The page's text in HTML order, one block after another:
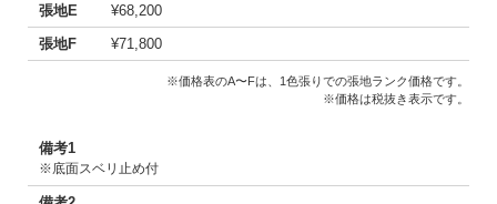
張地E
¥68,200
張地F
¥71,800
※価格表のA〜Fは、1色張りでの張地ランク価格です。
※価格は税抜き表示です。
備考1
※底面スベリ止め付